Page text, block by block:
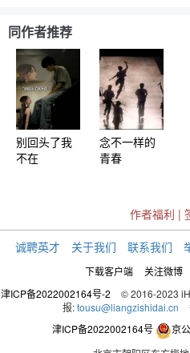
同作者推荐
别回头了我
不在
念不一样的
青春
作者福利 |
诚聘英才 关于我们 联系我们
下载客户端 关注微博
津ICP备2022002164号-2
© 2016-2023
报: tousu@liangzishidai.cn
津ICP备2022002164号
京